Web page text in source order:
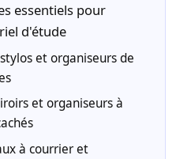
essentiels pour
d'étude
et organiseurs de
et organiseurs à
à courrier et